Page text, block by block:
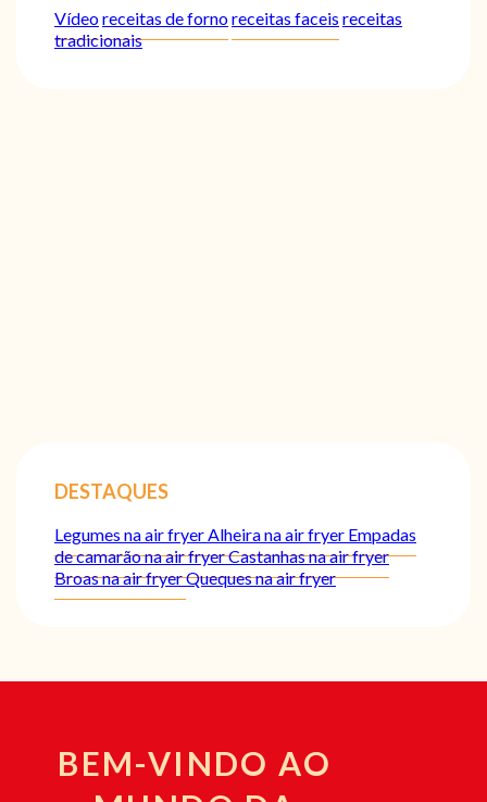
Vídeoreceitas de fornoreceitas faceis receitas
tradicionais
DESTAQUES
Legumes na air fryerAlheira na air fryer Empadas
de camarão na air fryerCastanhas na air fryer
Broas na air fryerQueques na air fryer
BEM-VINDO AO